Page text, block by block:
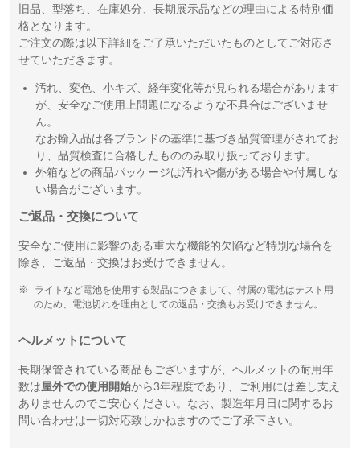
旧品、型落ち、在庫処分、長期展示品などの理由による特別価
格となります。
ご注文の際は以下詳細をご了承いただいたものとしてご対応さ
せていただきます。
汚れ、変色、小キズ、経年変化等が見られる場合があります
が、安全なご使用上問題になるような不具合はございませ
ん。
なお輸入品は各ブランドの基準に基づき品質管理がされてお
り、品質検査に合格したもののみ取り扱っております。
外箱などの商品パッケージは汚れや傷がある場合や付属しな
い場合がございます。
ご返品・交換について
安全なご使用に影響のある重大な機能的欠陥など特別な場合を
除き、ご返品・交換はお受けできません。
ライトなど電池を使用する製品につきまして、付属の電池はテスト用
のため、電池切れを理由としての返品・交換もお受けできません。
ヘルメットについて
長期保管されている商品もございますが、ヘルメットの耐用年
数は屋外での使用開始から3年程度であり、ご利用には差し支え
ありませんのでご安心ください。なお、製造年月日に関するお
問い合わせは一切対応致しかねますのでご了承下さい。